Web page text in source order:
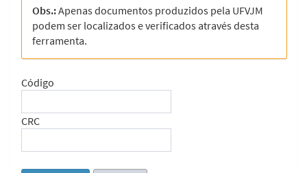
Obs.:Apenas documentos produzidos pela UFVJM
podem ser localizados e verificados através desta
ferramenta.
Código
CRC